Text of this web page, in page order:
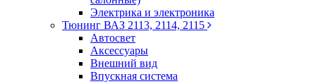
Электрика и электроника
Тюнинг ВАЗ 2113, 2114, 2115
Автосвет
Аксессуары
Внешний вид
Впускная система